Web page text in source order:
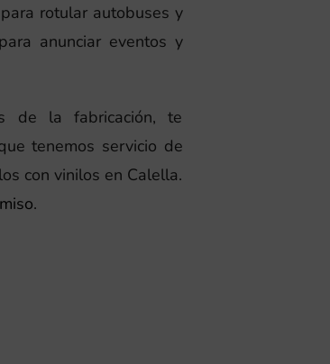
rotular autobuses y
anunciar eventos y
de la fabricación, te
tenemos servicio de
con vinilos en Calella.
.